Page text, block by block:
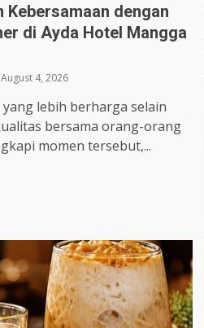
Kebersamaan dengan
di Ayda Hotel Mangga
August 4, 2026
lebih berharga selain
bersama orang-orang
momen tersebut,...